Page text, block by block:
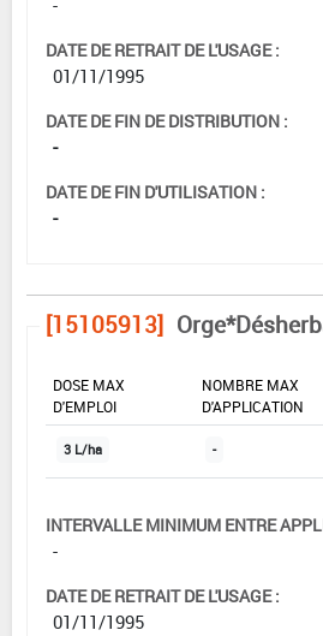
-
DATE DE RETRAIT DE L'USAGE :
01/11/1995
DATE DE FIN DE DISTRIBUTION :
-
DATE DE FIN D'UTILISATION :
-
[15105913]
DOSE MAX
D'EMPLOI
NOMBRE MAX
D'APPLICATION
3 L/ha -
INTERVALLE MINIMUM ENTRE
-
DATE DE RETRAIT DE L'USAGE :
01/11/1995